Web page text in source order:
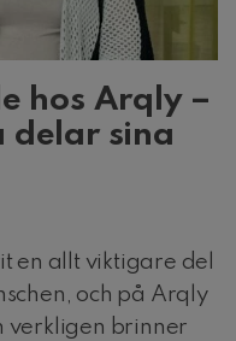
hos Arqly –
delar sina
en allt viktigare del
och på Arqly
verkligen brinner